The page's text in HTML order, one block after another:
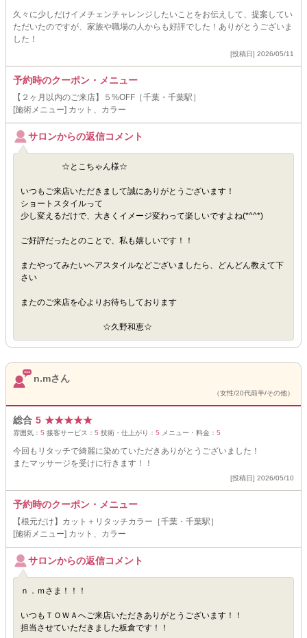
久々に少しだけイメチェンチャレンジしたいことをお伝えして、提案してい
ただいたのですが、家族や職場の人からも好評でした！ありがとうございま
した！
[投稿日] 2026/05/11
予約時のクーポン・メニュー
【２ヶ月以内のご来店】５%OFF［千葉・千葉駅］
[施術メニュー] カット、カラー
サロンからの返信コメント
☆とこちゃん様☆
いつもご来店いただきまして誠にありがとうございます！
ショートスタイルって
少し変えるだけで、大きくイメージ変わって楽しいですよね(*^^*)
ご好評だったとのことで、私も嬉しいです！！
またやってみたいヘアスタイルなどございましたら、どんどん教えて下
さい
またのご来店を心よりお待ちしております
☆久野和恵☆
n.mさん
（女性/20代前半/その他）
総合 5 ★★★★★
雰囲気： 5 接客サービス： 5 技術・仕上がり： 5 メニュー・料金： 5
今回もリタッチで綺麗に染めていただきありがとうございました！
またマッサージを受けに行きます！！
[投稿日] 2026/05/10
予約時のクーポン・メニュー
【根元だけ】カット＋リタッチカラー［千葉・千葉駅］
[施術メニュー] カット、カラー
サロンからの返信コメント
ｎ．ｍさま！！！
いつもＴＯＷＡへご来店いただきありがとうございます！！
担当させていただきました板倉です！！